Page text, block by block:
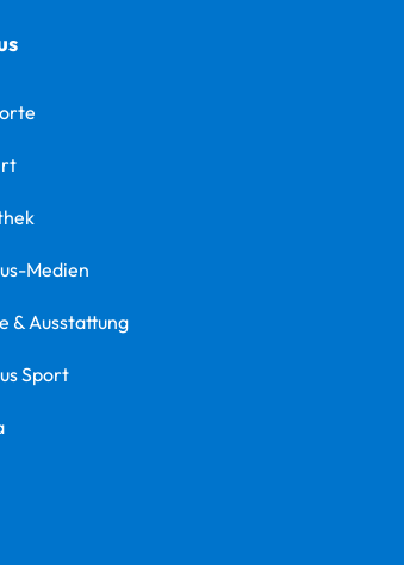
Medien
& Ausstattung
Sport